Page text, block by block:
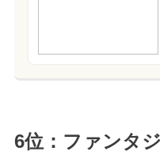
6位：ファンタ